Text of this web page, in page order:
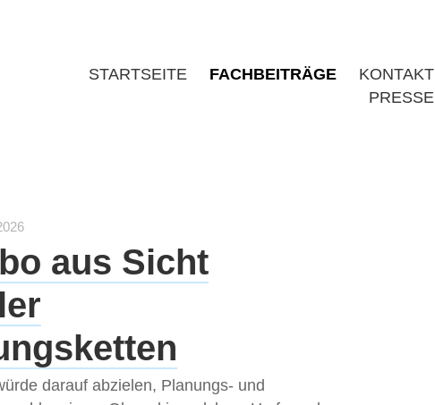
STARTSEITE FACHBEITRÄGE
KONTAKT
PRESSE
aus Sicht
darauf abzielen, Planungs- und